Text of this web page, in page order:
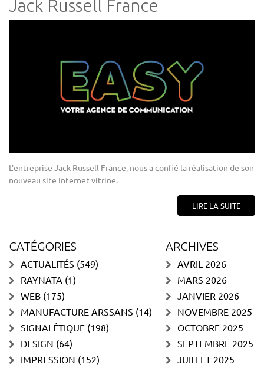
Jack Russell France
L'entreprise Jack Russell France, nous a confié la réalisation de son
nouveau site Internet vitrine.
LIRE LA SUITE
CATÉGORIES
ACTUALITÉS (549)
RAYNATA (1)
WEB (175)
MANUFACTURE ARSSANS (14)
SIGNALÉTIQUE (198)
DESIGN (64)
IMPRESSION (152)
ARCHIVES
AVRIL 2026
MARS 2026
JANVIER 2026
NOVEMBRE 2025
OCTOBRE 2025
SEPTEMBRE 2025
JUILLET 2025